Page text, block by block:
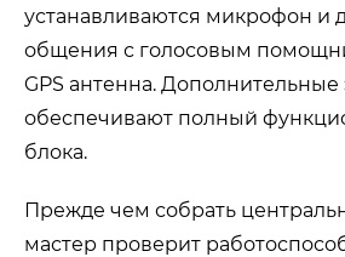
устанавливаются микрофон и
общения с голосовым
GPS антенна.
обеспечивают полный
блока.
Прежде чем собрать
мастер проверит